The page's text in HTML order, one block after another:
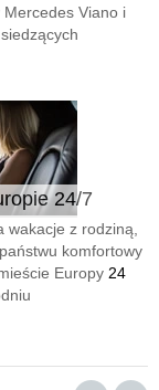
Mercedes Viano i
24/7
wakacje z rodziną,
komfortowy
Europy 24